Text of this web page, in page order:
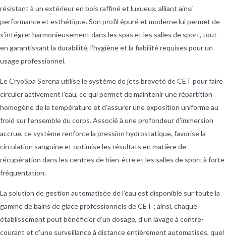
résistant à un extérieur en bois raffiné et luxueux, alliant ainsi
performance et esthétique. Son profil épuré et moderne lui permet de
s’intégrer harmonieusement dans les spas et les salles de sport, tout
en garantissant la durabilité, l’hygiène et la fiabilité requises pour un
usage professionnel.
Le CryoSpa Serena utilise le système de jets breveté de CET pour faire
circuler activement l’eau, ce qui permet de maintenir une répartition
homogène de la température et d’assurer une exposition uniforme au
froid sur l’ensemble du corps. Associé à une profondeur d’immersion
accrue, ce système renforce la pression hydrostatique, favorise la
circulation sanguine et optimise les résultats en matière de
récupération dans les centres de bien-être et les salles de sport à forte
fréquentation.
La solution de gestion automatisée de l’eau est disponible sur toute la
gamme de bains de glace professionnels de CET ; ainsi, chaque
établissement peut bénéficier d’un dosage, d’un lavage à contre-
courant et d’une surveillance à distance entièrement automatisés, quel